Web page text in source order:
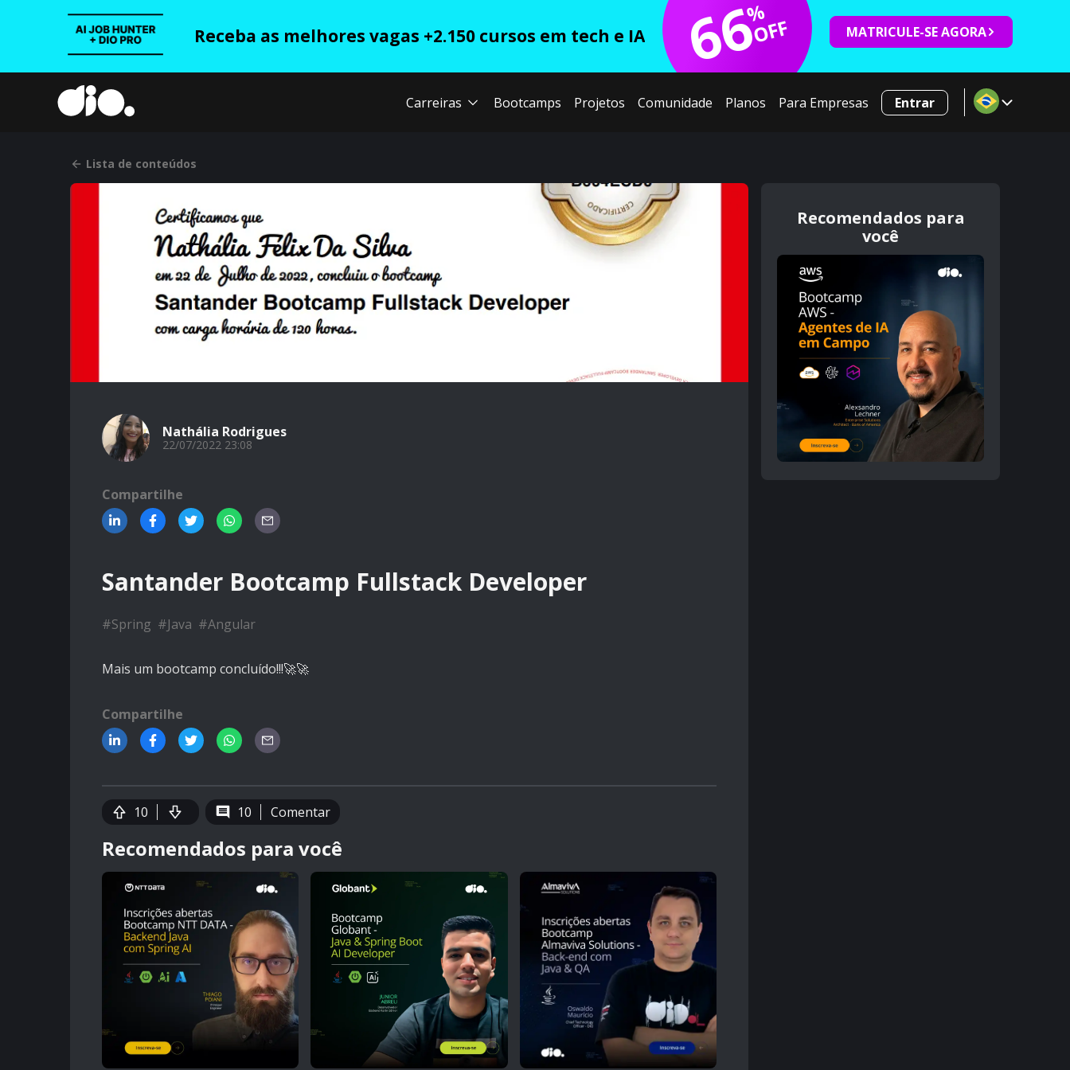
Receba as melhores vagas +2.150 cursos em tech e IA 66
%
OFF MATRICULE-SE AGORA
Carreiras Bootcamps Projetos Comunidade Planos Para Empresas Entrar
Lista de conteúdos
Nathália Rodrigues
22/07/2022 23:08
Compartilhe
Santander Bootcamp Fullstack Developer
#Spring #Java #Angular
Mais um bootcamp concluído!!!🚀🚀
Compartilhe
10 10 Comentar
Recomendados para você
Recomendados para
você